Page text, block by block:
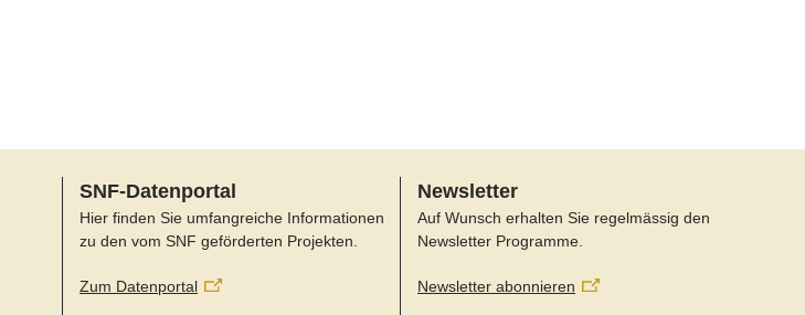
SNF-Datenportal
Hier finden Sie umfangreiche Informationen
zu den vom SNF geförderten Projekten.
Zum Datenportal
Newsletter
Auf Wunsch erhalten Sie regelmässig den
Newsletter Programme.
Newsletter abonnieren